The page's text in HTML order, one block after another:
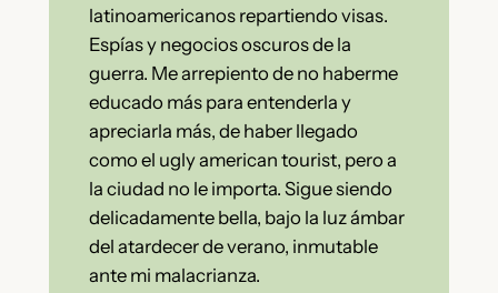
latinoamericanos repartiendo visas.
Espías y negocios oscuros de la
guerra. Me arrepiento de no haberme
educado más para entenderla y
apreciarla más, de haber llegado
como el ugly american tourist, pero a
la ciudad no le importa. Sigue siendo
delicadamente bella, bajo la luz ámbar
del atardecer de verano, inmutable
ante mi malacrianza.